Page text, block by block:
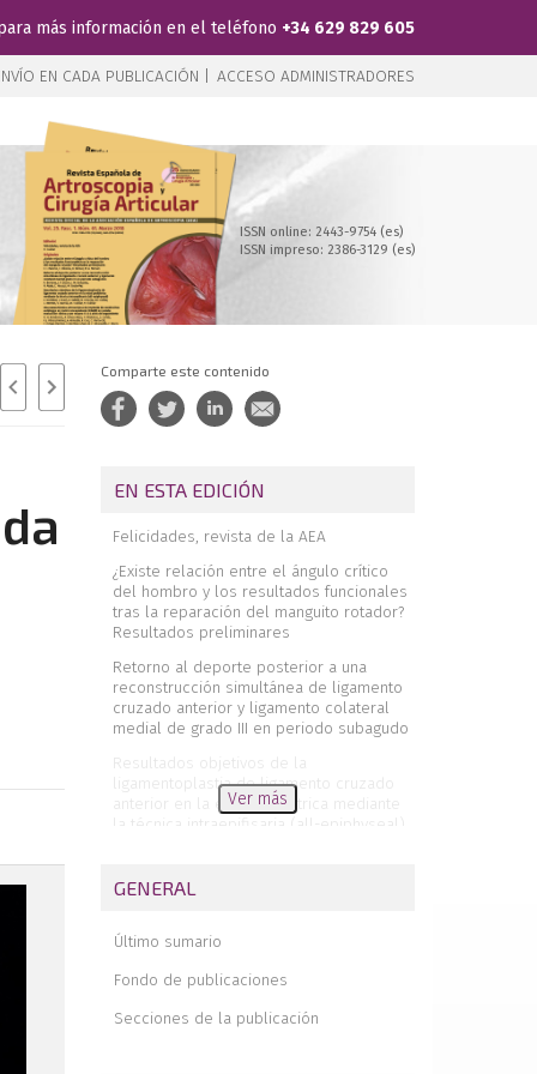
más información en el teléfono +34 629 829 605
EN CADA PUBLICACIÓN | ACCESO ADMINISTRADORES
ISSN online: 2443-9754 (es)
ISSN impreso: 2386-3129 (es)
Comparte este contenido
EN ESTA EDICIÓN
Felicidades, revista de la AEA
¿Existe relación entre el ángulo crítico
del hombro y los resultados funcionales
tras la reparación del manguito rotador?
Resultados preliminares
Retorno al deporte posterior a una
reconstrucción simultánea de ligamento
cruzado anterior y ligamento colateral
medial de grado III en periodo subagudo
Resultados objetivos de la
ligamentoplastia de ligamento cruzado
anterior en la edad pediátrica mediante
la técnica intraepifisaria (all-epiphyseal)
implante de condrocitos autólogos en
matriz encapsulada (ICAME) en patela:
años de seguimiento
Incidencia de calcificaciones
heterotópicas tras artroscopia de cadera
con técnica fuera-dentro
Ver más
GENERAL
Último sumario
Fondo de publicaciones
Secciones de la publicación